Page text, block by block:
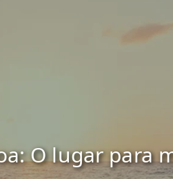
O lugar para